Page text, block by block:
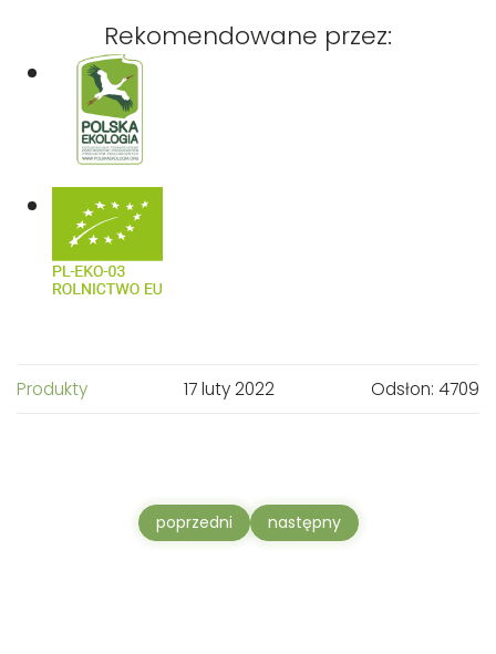
Rekomendowane przez:
Produkty 17 luty 2022 Odsłon: 4709
Poprzednia strona: Żytomir BIO
poprzedni Następna strona: Jagrycz BIO
następny